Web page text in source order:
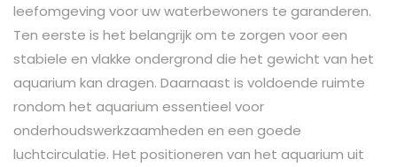
leefomgeving voor uw waterbewoners te garanderen.
Ten eerste is het belangrijk om te zorgen voor een
stabiele en vlakke ondergrond die het gewicht van het
aquarium kan dragen. Daarnaast is voldoende ruimte
rondom het aquarium essentieel voor
onderhoudswerkzaamheden en een goede
luchtcirculatie. Het positioneren van het aquarium uit